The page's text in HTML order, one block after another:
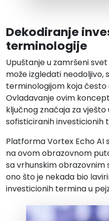
Dekodiranje
terminologije
Upuštanje u zamršeni
može izgledati neodoljivo,
terminologijom koja često
Ovladavanje ovim
ključnog značaja za
sofisticiranih investicionih
Platforma Vortex Echo AI
na ovom obrazovnom
sa vrhunskim
ono što je nekada bio
investicionih termina u